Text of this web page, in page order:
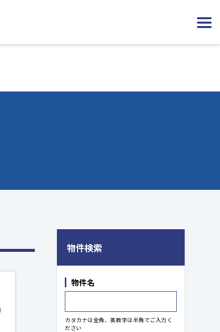
物件検索
物件名
カタカナは全角、英数字は半角でご入力く
ださい